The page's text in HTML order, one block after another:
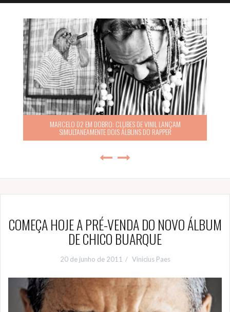
MARCELO D2 EM DOBRO: CLUBES DE VINIL LANÇAM
SIMULTANEAMENTE DOIS ÁLBUNS DO RAPPER
COMEÇA HOJE A PRÉ-VENDA DO NOVO ÁLBUM
DE CHICO BUARQUE
20 de junho de 2011 Vinicius Paes